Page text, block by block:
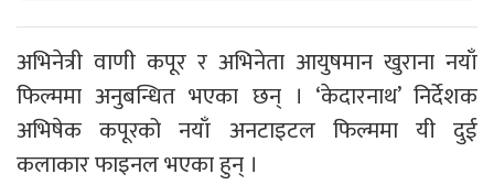
अभिनेत्री वाणी कपूर र अभिनेता आयुषमान खुराना नयाँ
फिल्ममा अनुबन्धित भएका छन् । ‘केदारनाथ’ निर्देशक
अभिषेक कपूरको नयाँ अनटाइटल फिल्ममा यी दुई
कलाकार फाइनल भएका हुन् ।